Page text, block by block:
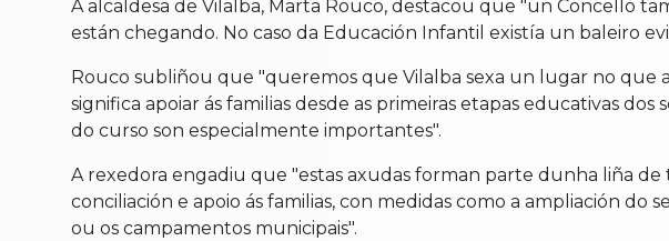
A alcaldesa de Vilalba, Marta Rouco, destacou que "un Concello
están chegando. No caso da Educación Infantil existía un baleiro
Rouco subliñou que "queremos que Vilalba sexa un lugar no que
significa apoiar ás familias desde as primeiras etapas educativas
do curso son especialmente importantes".
A rexedora engadiu que "estas axudas forman parte dunha liña
conciliación e apoio ás familias, con medidas como a ampliación
ou os campamentos municipais".